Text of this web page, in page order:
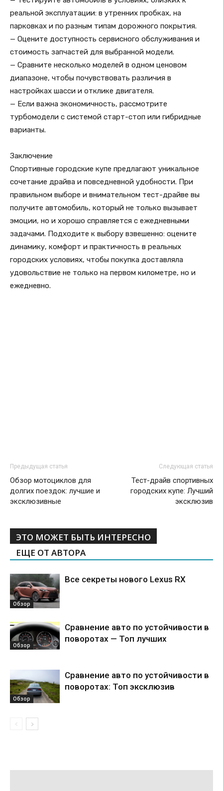
реальной эксплуатации: в утренних пробках, на
парковках и по разным типам дорожного покрытия.
— Оцените доступность сервисного обслуживания и
стоимость запчастей для выбранной модели.
— Сравните несколько моделей в одном ценовом
диапазоне, чтобы почувствовать различия в
настройках шасси и отклике двигателя.
— Если важна экономичность, рассмотрите
турбомодели с системой старт-стоп или гибридные
варианты.
Заключение
Спортивные городские купе предлагают уникальное
сочетание драйва и повседневной удобности. При
правильном выборе и внимательном тест-драйве вы
получите автомобиль, который не только вызывает
эмоции, но и хорошо справляется с ежедневными
задачами. Подходите к выбору взвешенно: оцените
динамику, комфорт и практичность в реальных
городских условиях, чтобы покупка доставляла
удовольствие не только на первом километре, но и
ежедневно.
Предыдущая статья
Обзор мотоциклов для
долгих поездок: лучшие и
эксклюзивные
Следующая статья
Тест-драйв спортивных
городских купе: Лучший
эксклюзив
ЭТО МОЖЕТ БЫТЬ ИНТЕРЕСНО
ЕЩЕ ОТ АВТОРА
Обзор
Все секреты нового Lexus RX
Обзор
Сравнение авто по устойчивости в
поворотах — Топ лучших
Обзор
Сравнение авто по устойчивости в
поворотах: Топ эксклюзив